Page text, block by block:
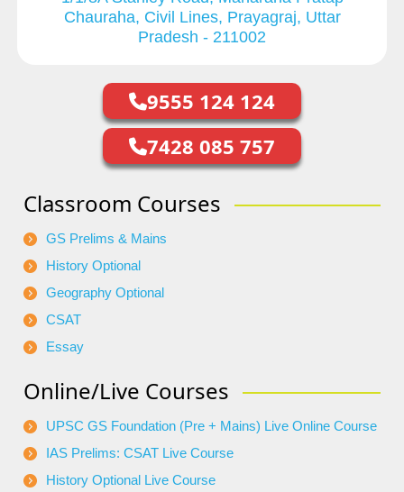
Chauraha, Civil Lines, Prayagraj, Uttar
Pradesh - 211002
9555 124 124
7428 085 757
Classroom Courses
GS Prelims & Mains
History Optional
Geography Optional
CSAT
Essay
Online/Live Courses
UPSC GS Foundation (Pre + Mains) Live Online Course
IAS Prelims: CSAT Live Course
History Optional Live Course